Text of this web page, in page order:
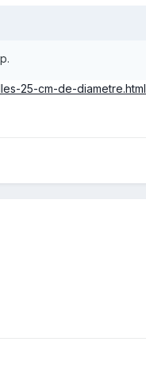
25-cm-de-diametre.html